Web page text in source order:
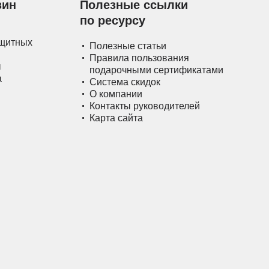
Полезные ссылки
по ресурсу
Полезные статьи
Правила пользования
подарочными сертификатами
Система скидок
О компании
Контакты руководителей
Карта сайта